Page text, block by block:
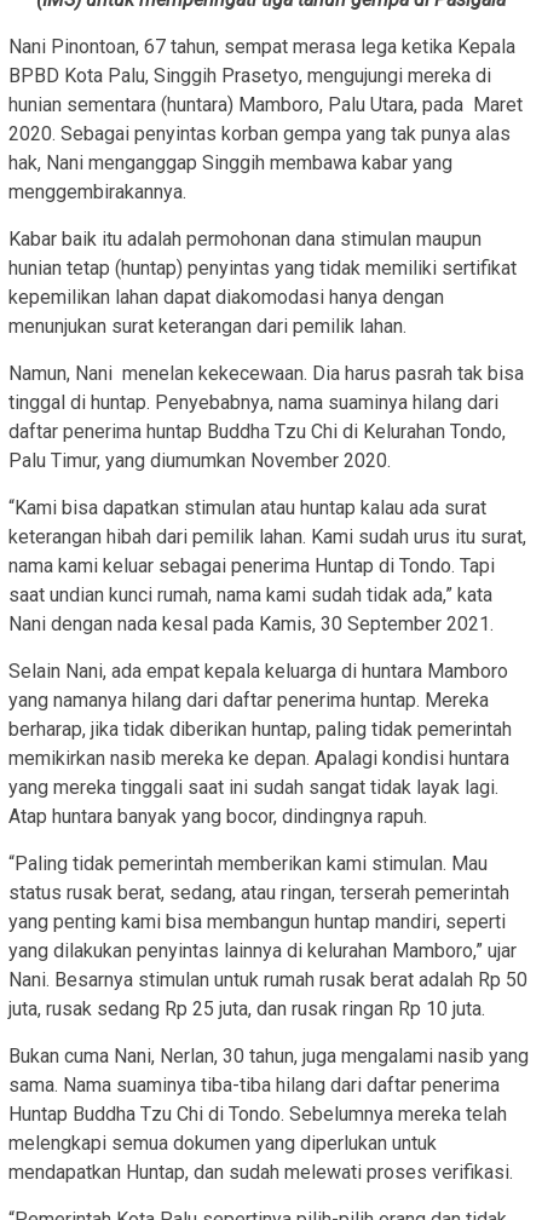
Nani Pinontoan, 67 tahun, sempat merasa lega ketika Kepala
BPBD Kota Palu, Singgih Prasetyo, mengujungi mereka di
hunian sementara (huntara) Mamboro, Palu Utara, pada Maret
2020. Sebagai penyintas korban gempa yang tak punya alas
hak, Nani menganggap Singgih membawa kabar yang
menggembirakannya.
Kabar baik itu adalah permohonan dana stimulan maupun
hunian tetap (huntap) penyintas yang tidak memiliki sertifikat
kepemilikan lahan dapat diakomodasi hanya dengan
menunjukan surat keterangan dari pemilik lahan.
Namun, Nani menelan kekecewaan. Dia harus pasrah tak bisa
tinggal di huntap. Penyebabnya, nama suaminya hilang dari
daftar penerima huntap Buddha Tzu Chi di Kelurahan Tondo,
Palu Timur, yang diumumkan November 2020.
“Kami bisa dapatkan stimulan atau huntap kalau ada surat
keterangan hibah dari pemilik lahan. Kami sudah urus itu surat,
nama kami keluar sebagai penerima Huntap di Tondo. Tapi
saat undian kunci rumah, nama kami sudah tidak ada,” kata
Nani dengan nada kesal pada Kamis, 30 September 2021.
Selain Nani, ada empat kepala keluarga di huntara Mamboro
yang namanya hilang dari daftar penerima huntap. Mereka
berharap, jika tidak diberikan huntap, paling tidak pemerintah
memikirkan nasib mereka ke depan. Apalagi kondisi huntara
yang mereka tinggali saat ini sudah sangat tidak layak lagi.
Atap huntara banyak yang bocor, dindingnya rapuh.
“Paling tidak pemerintah memberikan kami stimulan. Mau
status rusak berat, sedang, atau ringan, terserah pemerintah
yang penting kami bisa membangun huntap mandiri, seperti
yang dilakukan penyintas lainnya di kelurahan Mamboro,” ujar
Nani. Besarnya stimulan untuk rumah rusak berat adalah Rp 50
juta, rusak sedang Rp 25 juta, dan rusak ringan Rp 10 juta.
Bukan cuma Nani, Nerlan, 30 tahun, juga mengalami nasib yang
sama. Nama suaminya tiba-tiba hilang dari daftar penerima
Huntap Buddha Tzu Chi di Tondo. Sebelumnya mereka telah
melengkapi semua dokumen yang diperlukan untuk
mendapatkan Huntap, dan sudah melewati proses verifikasi.